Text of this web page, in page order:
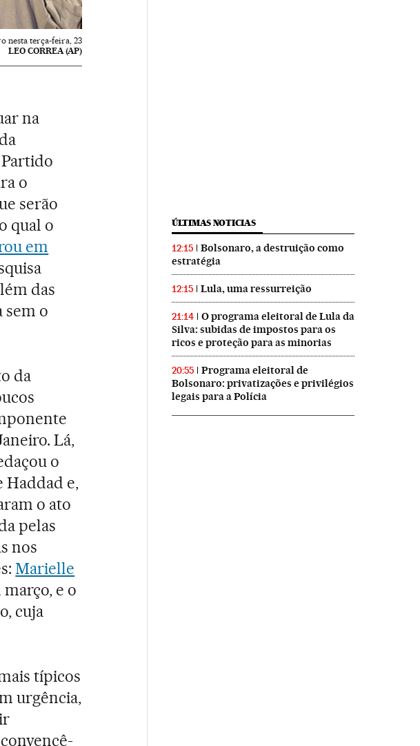
nesta terça-feira, 23
LEO CORREA (AP)
na
o
serão
qual o
em
das
sem o
da
Lá,
o
Haddad e,
o ato
pelas
nos
Marielle
março, e o
cuja
típicos
urgência,
ÚLTIMAS NOTICIAS
12:15
Bolsonaro, a destruição como
estratégia
12:15 Lula, uma ressurreição
21:14
O programa eleitoral de Lula da
Silva: subidas de impostos para os
ricos e proteção para as minorias
20:55
Programa eleitoral de
Bolsonaro: privatizações e privilégios
legais para a Polícia